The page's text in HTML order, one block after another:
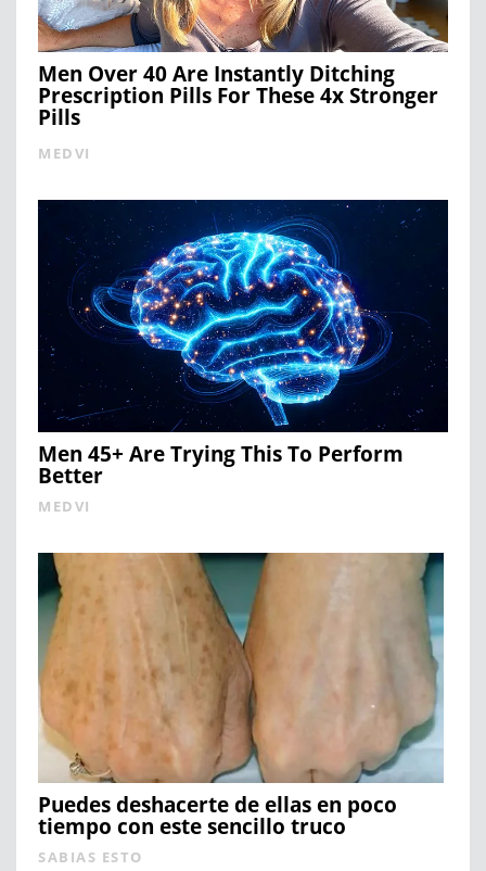
Men Over 40 Are Instantly Ditching
Prescription Pills For These 4x Stronger
Pills
MEDVI
Men 45+ Are Trying This To Perform
Better
MEDVI
Puedes deshacerte de ellas en poco
tiempo con este sencillo truco
SABIAS ESTO